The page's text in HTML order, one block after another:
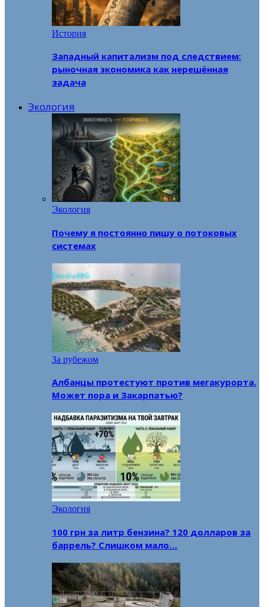
История
Западный капитализм под следствием:
рыночная экономика как нерешённая
задача
Экология
Экология
Почему я постоянно пишу о потоковых
системах
За рубежом
Албанцы протестуют против мегакурорта.
Может пора и Закарпатью?
Экология
100 грн за литр бензина? 120 долларов за
баррель? Слишком мало…